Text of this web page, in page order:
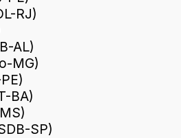
RJ)
AL)
MG)
BA)
SP)